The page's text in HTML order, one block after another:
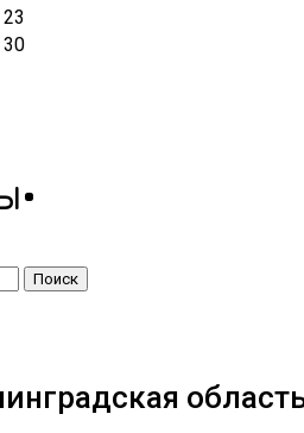
23
30